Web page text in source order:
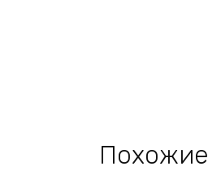
Похожие